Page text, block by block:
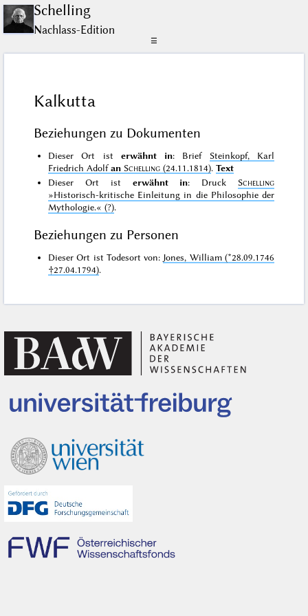
Schelling
Nachlass-Edition
☰
Kalkutta
Beziehungen zu Dokumenten
Dieser Ort ist erwähnt in: Brief Steinkopf, Karl
Friedrich Adolfan Schelling (24.11.1814).Text
Dieser Ort ist erwähnt in: Druck Schelling
»Historisch-kritische Einleitung in die Philosophie der
Mythologie.« (?).
Beziehungen zu Personen
Dieser Ort ist Todesort von: Jones, William (*28.09.1746
†27.04.1794).